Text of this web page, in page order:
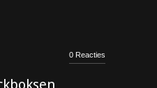
0 Reacties